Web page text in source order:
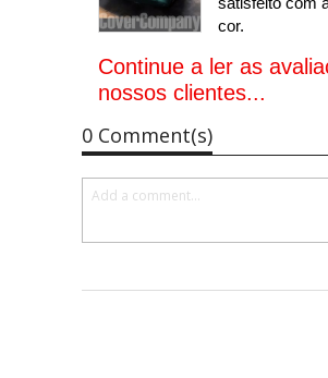
cor.
Continue a ler as
nossos clientes...
0 Comment(s)